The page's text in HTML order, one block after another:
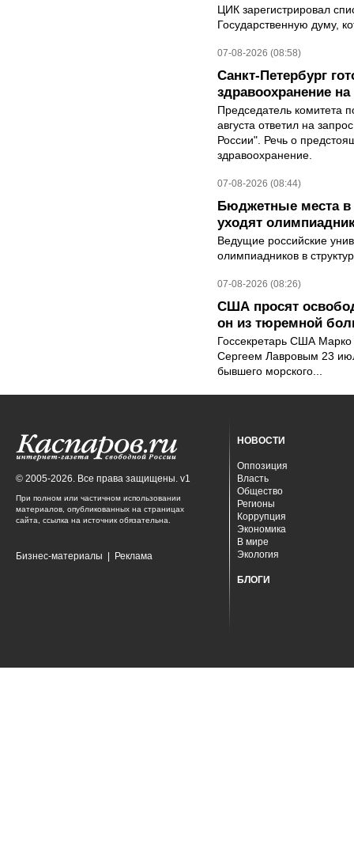
ЦИК зарегистрировал
Государственную думу,
07-08-2026 (08:58)
Санкт-Петербург
здравоохранение на
Председатель комитета
августа ответил на
России". Речь о
здравоохранение.
07-08-2026 (08:44)
Бюджетные места в
уходят
Ведущие российские
олимпиадников в
07-08-2026 (08:26)
США просят
он из тюремной
Госсекретарь США
Сергеем Лавровым 23
бывшего морского...
© 2005-2026. Все права защищены. v1
При полном или частичном использовании
материалов, опубликованных на страницах
сайта, ссылка на источник обязательна.
Бизнес-материалы Реклама
НОВОСТИ
Оппозиция
Власть
Общество
Регионы
Коррупция
Экономика
В мире
Экология
БЛОГИ